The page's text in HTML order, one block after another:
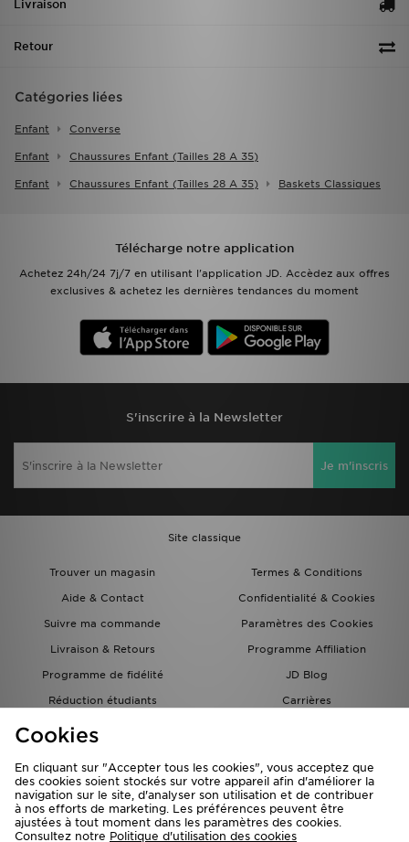
Livraison
Retour
Catégories liées
Enfant Converse
Enfant Chaussures Enfant (tailles 28 A 35)
Enfant Chaussures Enfant (tailles 28 A 35) Baskets Classiques
Télécharge notre application
Achetez 24h/24 7j/7 en utilisant l'application JD. Accèdez aux offres
exclusives & achetez les dernières tendances du moment
S'inscrire à la Newsletter
Je m'inscris
Site classique
Trouver un magasin
Termes & Conditions
Aide & Contact
Confidentialité & Cookies
Suivre ma commande
Paramètres des Cookies
Livraison & Retours
Programme Affiliation
Programme de fidélité
JD Blog
Réduction étudiants
Carrières
Carte Cadeau
Cookies
En cliquant sur "Accepter tous les cookies", vous acceptez que
des cookies soient stockés sur votre appareil afin d'améliorer la
navigation sur le site, d'analyser son utilisation et de contribuer
à nos efforts de marketing. Les préférences peuvent être
ajustées à tout moment dans les paramètres des cookies.
Consultez notre Politique d'utilisation des cookies